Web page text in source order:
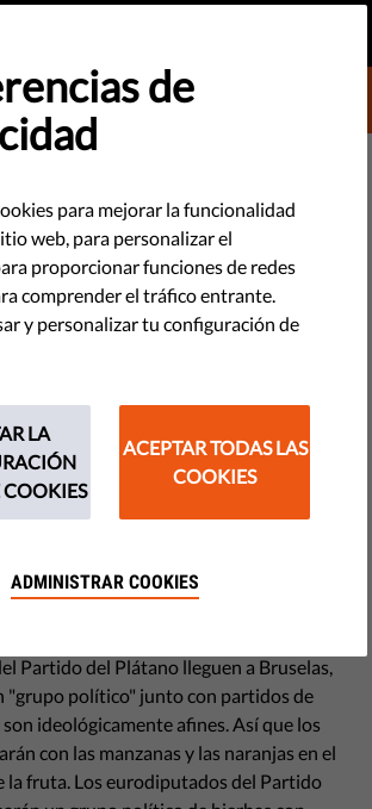
TO LIBERTIES
plátanos y construir
pro-valores en el
7 de cada 10 eurodiputados del próximo
¿por qué no existe la garantía de
valores mayoritaria?
en lugar de partidos, Europa está
Partido del Plátano lleguen a Bruselas,
"grupo político" junto con partidos de
ideológicamente afines. Así que los
con las manzanas y las naranjas en el
la fruta. Los eurodiputados del Partido
de
para mejorar la funcionalidad
web, para personalizar el
proporcionar funciones de redes
comprender el tráfico entrante.
y personalizar tu configuración de
LA
COOKIES
ACEPTAR TODAS LAS
COOKIES
ADMINISTRAR COOKIES